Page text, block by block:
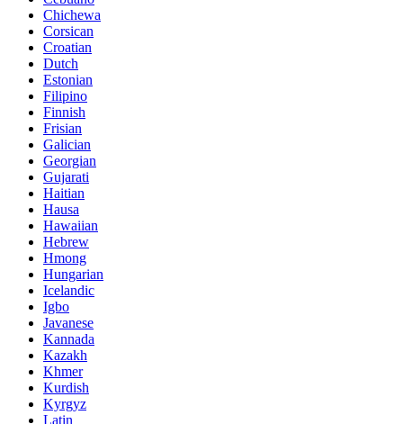
Chichewa
Corsican
Croatian
Dutch
Estonian
Filipino
Finnish
Frisian
Galician
Georgian
Gujarati
Haitian
Hausa
Hawaiian
Hebrew
Hmong
Hungarian
Icelandic
Igbo
Javanese
Kannada
Kazakh
Khmer
Kurdish
Kyrgyz
Latin